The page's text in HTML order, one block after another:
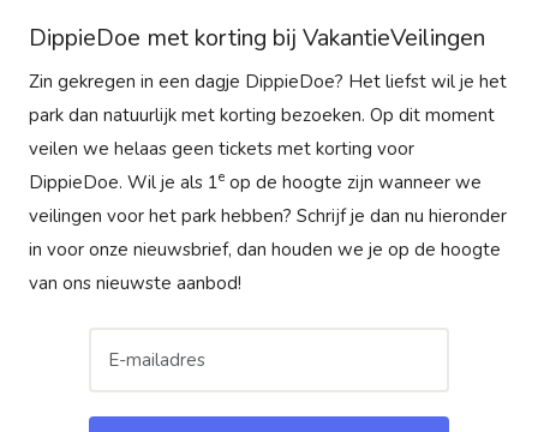
DippieDoe met korting bij VakantieVeilingen
Zin gekregen in een dagje DippieDoe? Het liefst wil je het
park dan natuurlijk met korting bezoeken. Op dit moment
veilen we helaas geen tickets met korting voor
DippieDoe. Wil je als 1e op de hoogte zijn wanneer we
veilingen voor het park hebben? Schrijf je dan nu hieronder
in voor onze nieuwsbrief, dan houden we je op de hoogte
van ons nieuwste aanbod!